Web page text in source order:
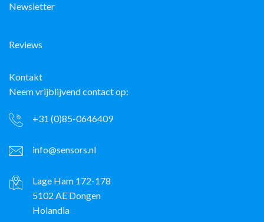
Newsletter
Reviews
Kontakt
Neem vrijblijvend contact op:
+31 (0)85-0646409
info@sensors.nl
Lage Ham 172-178
5102 AE Dongen
Holandia